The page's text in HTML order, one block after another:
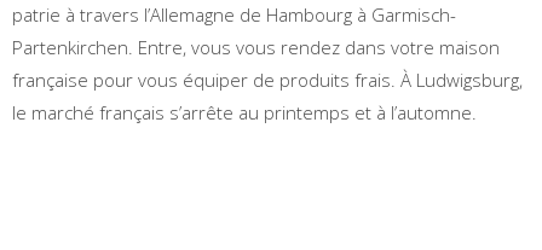
patrie à travers l’Allemagne de Hambourg à Garmisch-
Partenkirchen. Entre, vous vous rendez dans votre maison
française pour vous équiper de produits frais. À Ludwigsburg,
le marché français s’arrête au printemps et à l’automne.